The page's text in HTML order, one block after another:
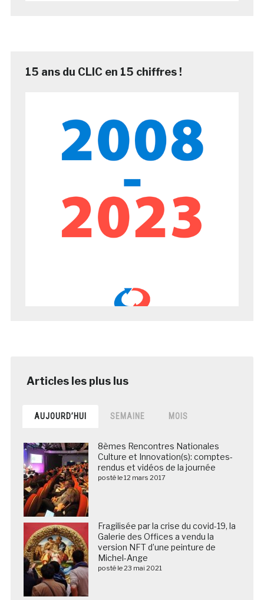
15 ans du CLIC en 15 chiffres !
AUJOURD’HUI SEMAINE MOIS
8èmes Rencontres Nationales
Culture et Innovation(s): comptes-
rendus et vidéos de la journée
posté le 12 mars 2017
Fragilisée par la crise du covid-19, la
Galerie des Offices a vendu la
version NFT d’une peinture de
Michel-Ange
posté le 23 mai 2021